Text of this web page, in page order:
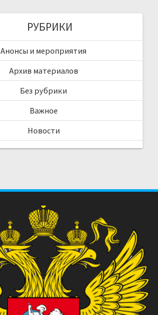
РУБРИКИ
Анонсы и мероприятия
Архив материалов
Без рубрики
Важное
Новости